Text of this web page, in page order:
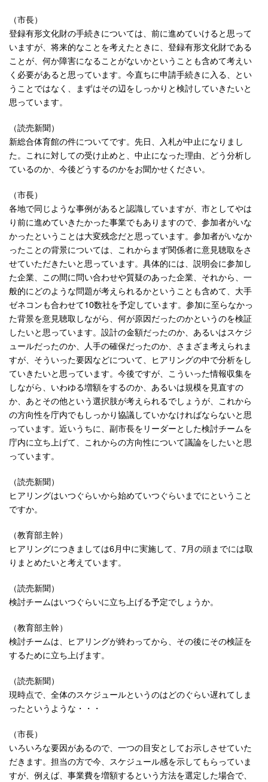
（市長）
登録有形文化財の手続きについては、前に進めていけると思って
いますが、将来的なことを考えたときに、登録有形文化財である
ことが、何か障害になることがないかということも含めて考えい
く必要があると思っています。今直ちに申請手続きに入る、とい
うことではなく、まずはその辺をしっかりと検討していきたいと
思っています。
（読売新聞）
新総合体育館の件についてです。先日、入札が中止になりまし
た。これに対しての受け止めと、中止になった理由、どう分析し
ているのか、今後どうするのかをお聞かせください。
（市長）
各地で同じような事例があると認識していますが、市としてやは
り前に進めていきたかった事業でもありますので、参加者がいな
かったということは大変残念だと思っています。参加者がいなか
ったことの背景については、これからまず関係者に意見聴取をさ
せていただきたいと思っています。具体的には、説明会に参加し
た企業、この間に問い合わせや質疑のあった企業、それから、一
般的にどのような問題が考えられるかということも含めて、大手
ゼネコンも合わせて10数社を予定しています。参加に至らなかっ
た背景を意見聴取しながら、何が原因だったのかというのを検証
したいと思っています。設計の金額だったのか、あるいはスケジ
ュールだったのか、人手の確保だったのか、さまざま考えられま
すが、そういった要因などについて、ヒアリングの中で分析をし
ていきたいと思っています。今後ですが、こういった情報収集を
しながら、いわゆる増額をするのか、あるいは規模を見直すの
か、あとその他という選択肢が考えられるでしょうが、これから
の方向性を庁内でもしっかり協議していかなければならないと思
っています。近いうちに、副市長をリーダーとした検討チームを
庁内に立ち上げて、これからの方向性について議論をしたいと思
っています。
（読売新聞）
ヒアリングはいつぐらいから始めていつぐらいまでにということ
ですか。
（教育部主幹）
ヒアリングにつきましては6月中に実施して、7月の頭までには取
りまとめたいと考えています。
（読売新聞）
検討チームはいつぐらいに立ち上げる予定でしょうか。
（教育部主幹）
検討チームは、ヒアリングが終わってから、その後にその検証を
するために立ち上げます。
（読売新聞）
現時点で、全体のスケジュールというのはどのぐらい遅れてしま
ったというような・・・
（市長）
いろいろな要因があるので、一つの目安としてお示しさせていた
だきます。担当の方で今、スケジュール感を示してもらっていま
すが、例えば、事業費を増額するという方法を選定した場合で、